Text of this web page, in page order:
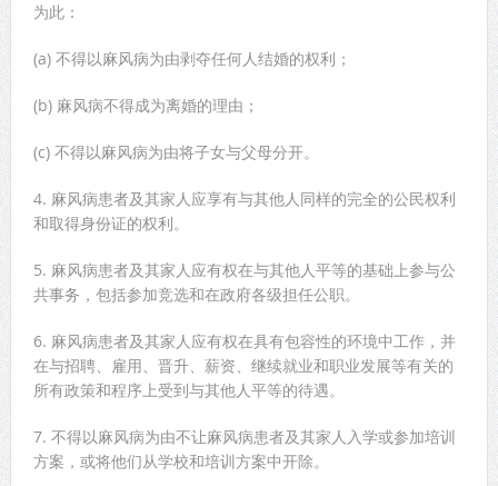
为此：
(a) 不得以麻风病为由剥夺任何人结婚的权利；
(b) 麻风病不得成为离婚的理由；
(c) 不得以麻风病为由将子女与父母分开。
4. 麻风病患者及其家人应享有与其他人同样的完全的公民权利
和取得身份证的权利。
5. 麻风病患者及其家人应有权在与其他人平等的基础上参与公
共事务，包括参加竞选和在政府各级担任公职。
6. 麻风病患者及其家人应有权在具有包容性的环境中工作，并
在与招聘、雇用、晋升、薪资、继续就业和职业发展等有关的
所有政策和程序上受到与其他人平等的待遇。
7. 不得以麻风病为由不让麻风病患者及其家人入学或参加培训
方案，或将他们从学校和培训方案中开除。